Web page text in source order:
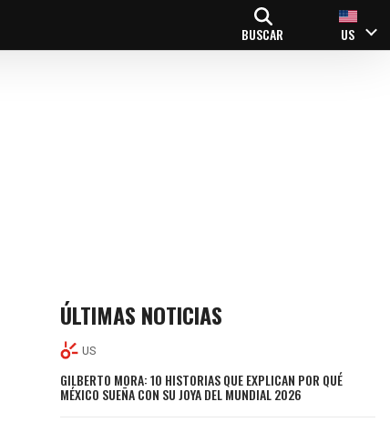
BUSCAR US
ÚLTIMAS NOTICIAS
US
GILBERTO MORA: 10 HISTORIAS QUE EXPLICAN POR QUÉ
MÉXICO SUEÑA CON SU JOYA DEL MUNDIAL 2026